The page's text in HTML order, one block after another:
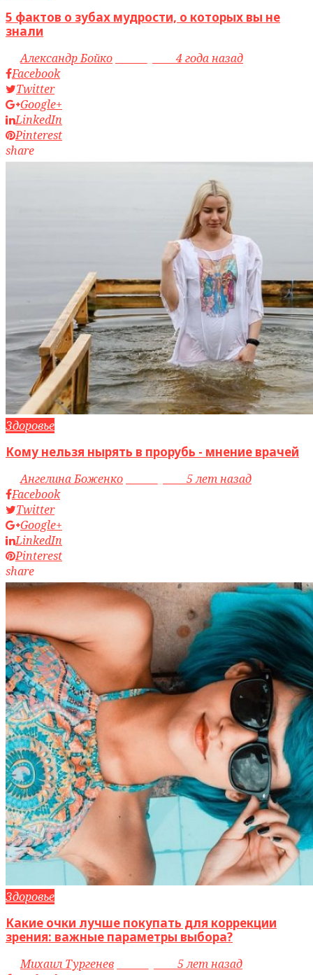
5 фактов о зубах мудрости, о которых вы не
знали
byАлександр Бойко
4 года назад
Facebook
Twitter
Google+
LinkedIn
Pinterest
share
Здоровье
Кому нельзя нырять в прорубь - мнение врачей
byАнгелина Боженко
5 лет назад
Facebook
Twitter
Google+
LinkedIn
Pinterest
share
Здоровье
Какие очки лучше покупать для коррекции
зрения: важные параметры выбора?
byМихаил Тургенев
5 лет назад